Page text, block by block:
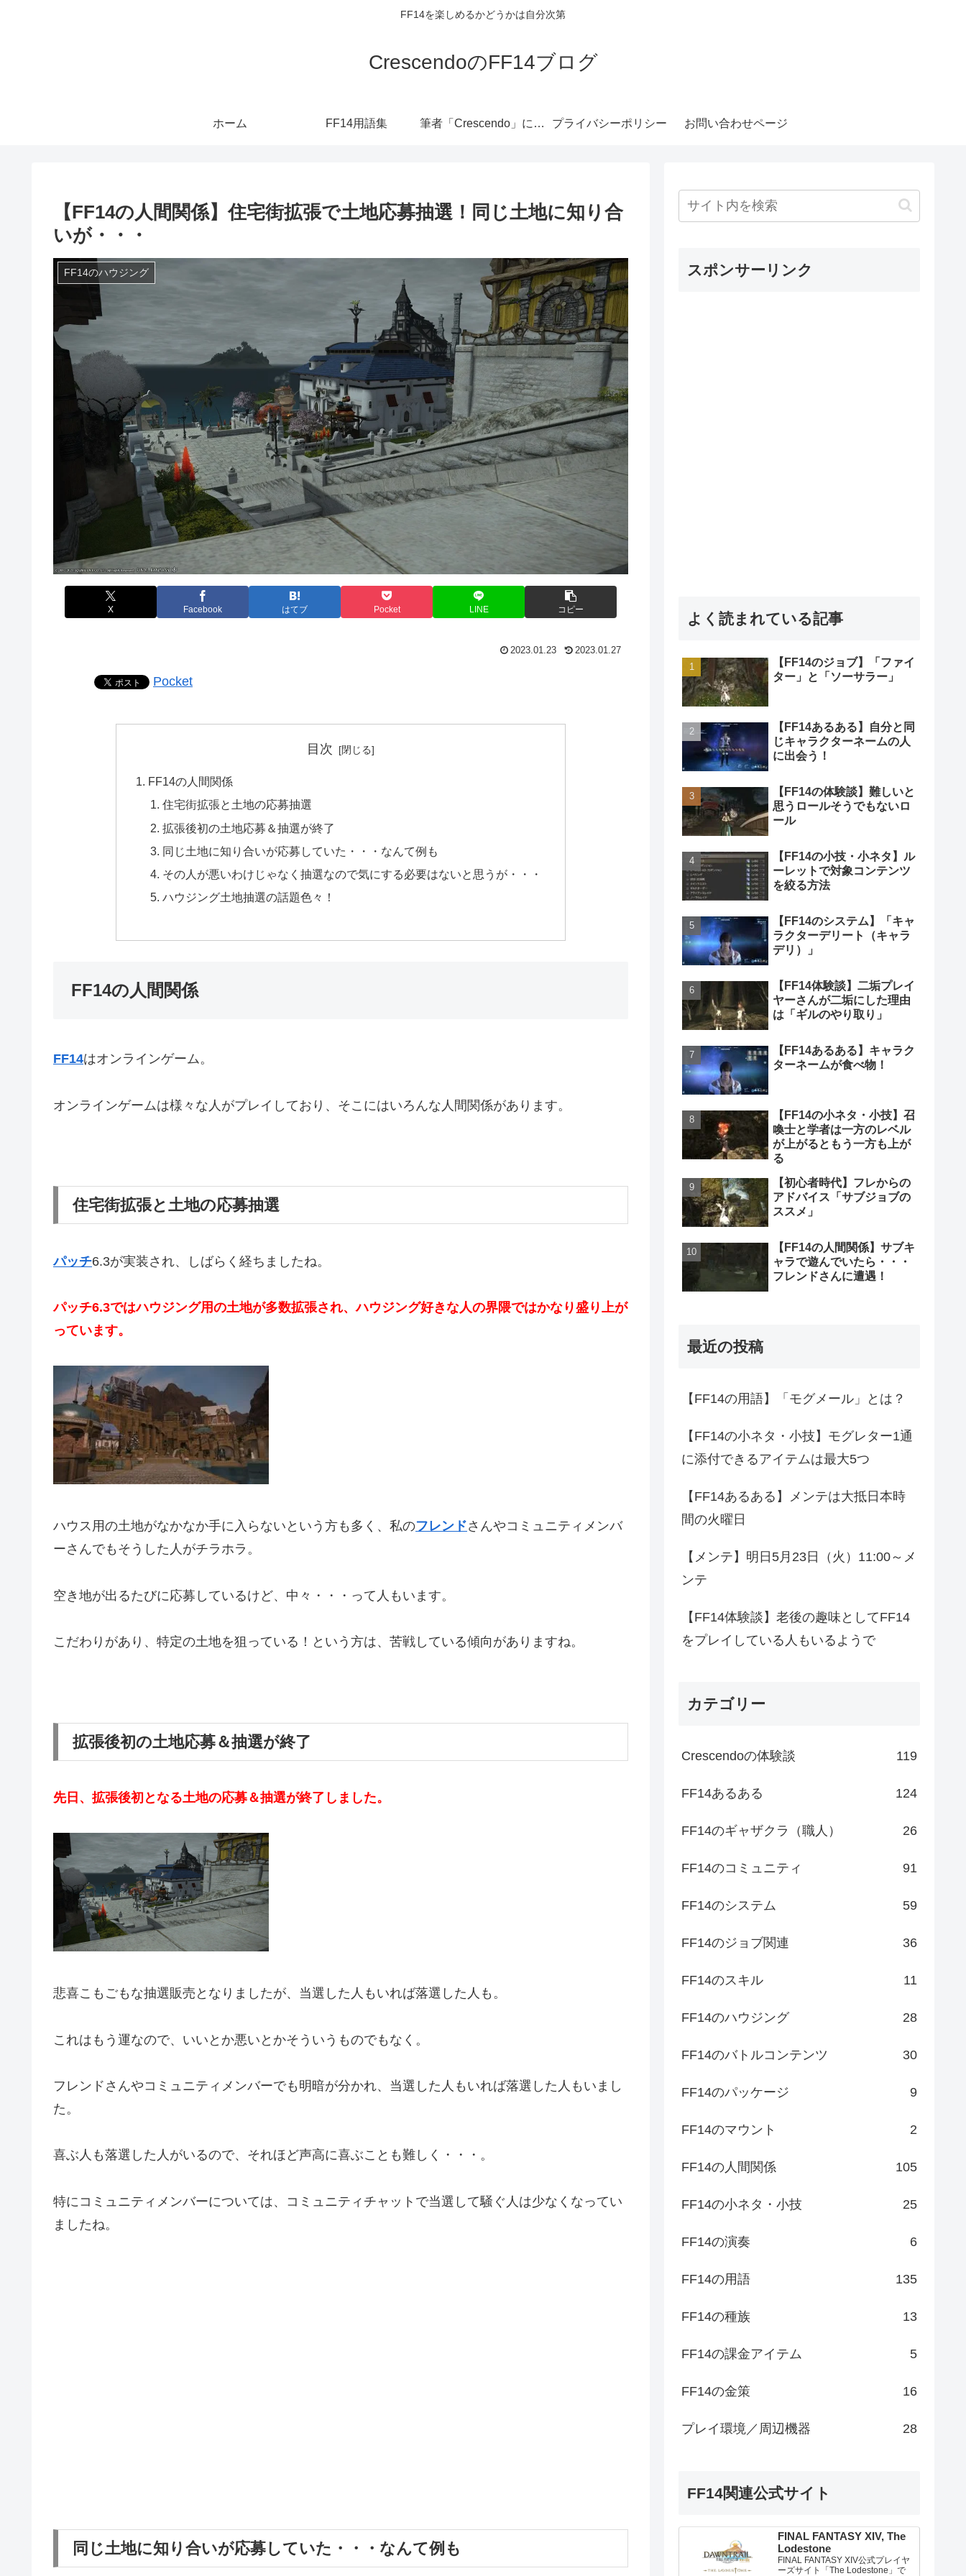
FF14を楽しめるかどうかは自分次第
CrescendoのFF14ブログ
ホーム FF14用語集 筆者「Crescendo」について プライバシーポリシー お問い合わせページ
【FF14の人間関係】住宅街拡張で土地応募抽選！同じ土地に知り合
いが・・・
FF14のハウジング
X Facebook はてブ Pocket LINE コピー
2023.01.23 2023.01.27
Pocket
目次
FF14の人間関係
住宅街拡張と土地の応募抽選
拡張後初の土地応募＆抽選が終了
同じ土地に知り合いが応募していた・・・なんて例も
その人が悪いわけじゃなく抽選なので気にする必要はないと思うが・・・
ハウジング土地抽選の話題色々！
FF14の人間関係
FF14はオンラインゲーム。
オンラインゲームは様々な人がプレイしており、そこにはいろんな人間関係があります。
住宅街拡張と土地の応募抽選
パッチ6.3が実装され、しばらく経ちましたね。
パッチ6.3ではハウジング用の土地が多数拡張され、ハウジング好きな人の界隈ではかなり盛り上が
っています。
ハウス用の土地がなかなか手に入らないという方も多く、私のフレンドさんやコミュニティメンバ
ーさんでもそうした人がチラホラ。
空き地が出るたびに応募しているけど、中々・・・って人もいます。
こだわりがあり、特定の土地を狙っている！という方は、苦戦している傾向がありますね。
拡張後初の土地応募＆抽選が終了
先日、拡張後初となる土地の応募＆抽選が終了しました。
悲喜こもごもな抽選販売となりましたが、当選した人もいれば落選した人も。
これはもう運なので、いいとか悪いとかそういうものでもなく。
フレンドさんやコミュニティメンバーでも明暗が分かれ、当選した人もいれば落選した人もいまし
た。
喜ぶ人も落選した人がいるので、それほど声高に喜ぶことも難しく・・・。
特にコミュニティメンバーについては、コミュニティチャットで当選して騒ぐ人は少なくなってい
ましたね。
同じ土地に知り合いが応募していた・・・なんて例も
スポンサーリンク
よく読まれている記事
【FF14のジョブ】「ファイ
ター」と「ソーサラー」
【FF14あるある】自分と同
じキャラクターネームの人
に出会う！
【FF14の体験談】難しいと
思うロールそうでもないロ
ール
【FF14の小技・小ネタ】ル
ーレットで対象コンテンツ
を絞る方法
【FF14のシステム】「キャ
ラクターデリート（キャラ
デリ）」
【FF14体験談】二垢プレイ
ヤーさんが二垢にした理由
は「ギルのやり取り」
【FF14あるある】キャラク
ターネームが食べ物！
【FF14の小ネタ・小技】召
喚士と学者は一方のレベル
が上がるともう一方も上が
る
【初心者時代】フレからの
アドバイス「サブジョブの
ススメ」
【FF14の人間関係】サブキ
ャラで遊んでいたら・・・
フレンドさんに遭遇！
最近の投稿
【FF14の用語】「モグメール」とは？
【FF14の小ネタ・小技】モグレター1通
に添付できるアイテムは最大5つ
【FF14あるある】メンテは大抵日本時
間の火曜日
【メンテ】明日5月23日（火）11:00～メ
ンテ
【FF14体験談】老後の趣味としてFF14
をプレイしている人もいるようで
カテゴリー
Crescendoの体験談 119
FF14あるある 124
FF14のギャザクラ（職人） 26
FF14のコミュニティ 91
FF14のシステム 59
FF14のジョブ関連 36
FF14のスキル 11
FF14のハウジング 28
FF14のバトルコンテンツ 30
FF14のパッケージ 9
FF14のマウント 2
FF14の人間関係 105
FF14の小ネタ・小技 25
FF14の演奏 6
FF14の用語 135
FF14の種族 13
FF14の課金アイテム 5
FF14の金策 16
プレイ環境／周辺機器 28
FF14関連公式サイト
FINAL FANTASY XIV, The
Lodestone
FINAL FANTASY XIV公式プレイヤ
ーズサイト「The Lodestone」で